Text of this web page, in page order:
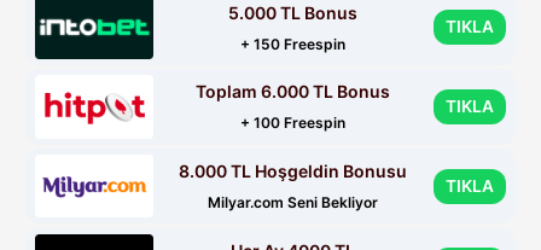
5.000 TL Bonus
+ 150 Freespin
TIKLA
Toplam 6.000 TL Bonus
+ 100 Freespin
TIKLA
8.000 TL Hoşgeldin Bonusu
Milyar.com Seni Bekliyor
TIKLA